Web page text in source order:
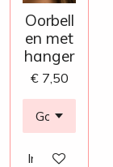
Oorbell
en met
hanger
€ 7,50
In